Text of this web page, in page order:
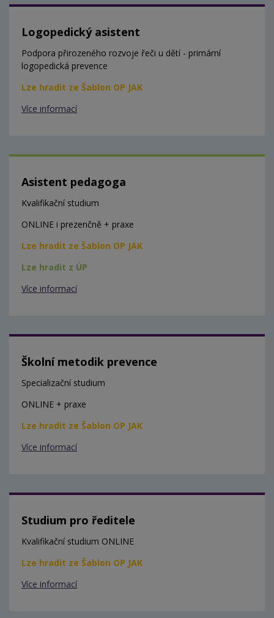
Logopedický asistent
Podpora přirozeného rozvoje řeči u dětí - primární
logopedická prevence
Lze hradit ze Šablon OP JAK
Více informací
Asistent pedagoga
Kvalifikační studium
ONLINE i prezenčně + praxe
Lze hradit ze Šablon OP JAK
Lze hradit z ÚP
Více informací
Školní metodik prevence
Specializační studium
ONLINE + praxe
Lze hradit ze Šablon OP JAK
Více informací
Studium pro ředitele
Kvalifikační studium ONLINE
Lze hradit ze Šablon OP JAK
Více informací